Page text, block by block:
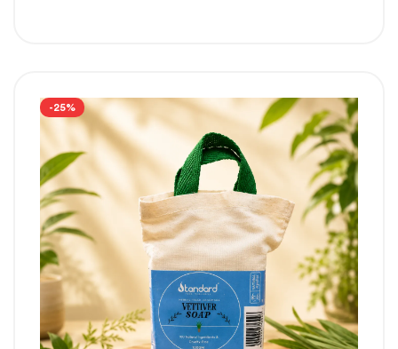
-25%